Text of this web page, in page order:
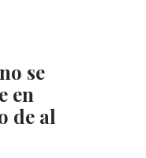
se
en
de al